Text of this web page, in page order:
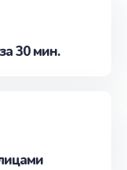
30 мин.